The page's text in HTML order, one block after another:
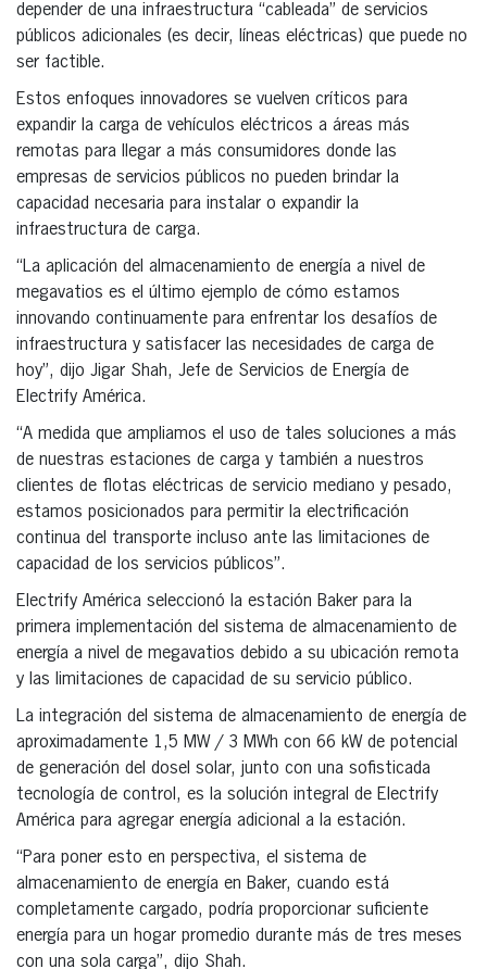
depender de una infraestructura “cableada” de servicios
públicos adicionales (es decir, líneas eléctricas) que puede no
ser factible.
Estos enfoques innovadores se vuelven críticos para
expandir la carga de vehículos eléctricos a áreas más
remotas para llegar a más consumidores donde las
empresas de servicios públicos no pueden brindar la
capacidad necesaria para instalar o expandir la
infraestructura de carga.
“La aplicación del almacenamiento de energía a nivel de
megavatios es el último ejemplo de cómo estamos
innovando continuamente para enfrentar los desafíos de
infraestructura y satisfacer las necesidades de carga de
hoy”, dijo Jigar Shah, Jefe de Servicios de Energía de
Electrify América.
“A medida que ampliamos el uso de tales soluciones a más
de nuestras estaciones de carga y también a nuestros
clientes de flotas eléctricas de servicio mediano y pesado,
estamos posicionados para permitir la electrificación
continua del transporte incluso ante las limitaciones de
capacidad de los servicios públicos”.
Electrify América seleccionó la estación Baker para la
primera implementación del sistema de almacenamiento de
energía a nivel de megavatios debido a su ubicación remota
y las limitaciones de capacidad de su servicio público.
La integración del sistema de almacenamiento de energía de
aproximadamente 1,5 MW / 3 MWh con 66 kW de potencial
de generación del dosel solar, junto con una sofisticada
tecnología de control, es la solución integral de Electrify
América para agregar energía adicional a la estación.
“Para poner esto en perspectiva, el sistema de
almacenamiento de energía en Baker, cuando está
completamente cargado, podría proporcionar suficiente
energía para un hogar promedio durante más de tres meses
con una sola carga”, dijo Shah.